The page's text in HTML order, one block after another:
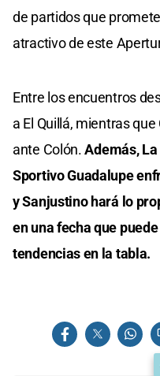
de partidos que
atractivo de este
Entre los encuentros
a El Quillá, mientras
ante Colón.Además,
Sportivo Guadalupe
y Sanjustino hará lo
en una fecha que
tendencias en la tabla.